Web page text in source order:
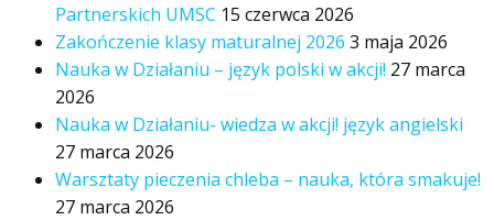
Partnerskich UMSC 15 czerwca 2026
Zakończenie klasy maturalnej 2026 3 maja 2026
Nauka w Działaniu – język polski w akcji! 27 marca
2026
Nauka w Działaniu- wiedza w akcji! język angielski
27 marca 2026
Warsztaty pieczenia chleba – nauka, która smakuje!
27 marca 2026